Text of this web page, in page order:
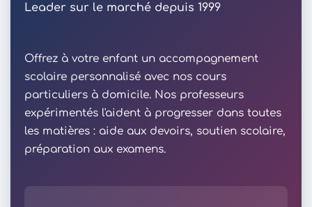
Leader sur le marché depuis 1999
Offrez à votre enfant un accompagnement
scolaire personnalisé avec nos cours
particuliers à domicile. Nos professeurs
expérimentés l'aident à progresser dans toutes
les matières : aide aux devoirs, soutien scolaire,
préparation aux examens.